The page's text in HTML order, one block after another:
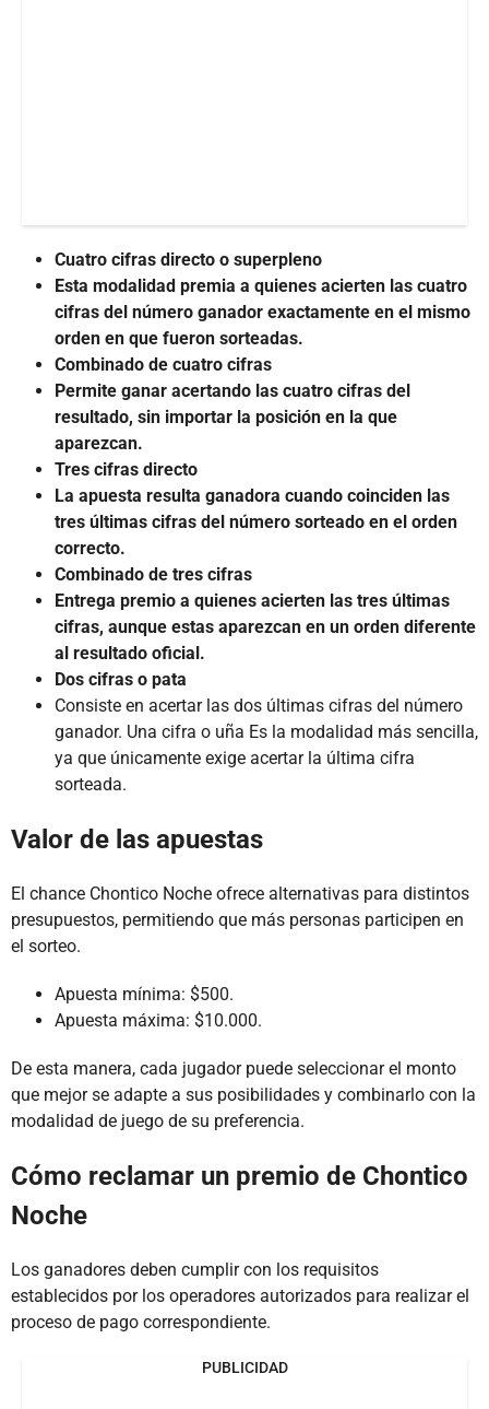
Cuatro cifras directo o superpleno
Esta modalidad premia a quienes acierten las cuatro
cifras del número ganador exactamente en el mismo
orden en que fueron sorteadas.
Combinado de cuatro cifras
Permite ganar acertando las cuatro cifras del
resultado, sin importar la posición en la que
aparezcan.
Tres cifras directo
La apuesta resulta ganadora cuando coinciden las
tres últimas cifras del número sorteado en el orden
correcto.
Combinado de tres cifras
Entrega premio a quienes acierten las tres últimas
cifras, aunque estas aparezcan en un orden diferente
al resultado oficial.
Dos cifras o pata
Consiste en acertar las dos últimas cifras del número
ganador. Una cifra o uña Es la modalidad más sencilla,
ya que únicamente exige acertar la última cifra
sorteada.
Valor de las apuestas
El chance Chontico Noche ofrece alternativas para distintos
presupuestos, permitiendo que más personas participen en
el sorteo.
Apuesta mínima: $500.
Apuesta máxima: $10.000.
De esta manera, cada jugador puede seleccionar el monto
que mejor se adapte a sus posibilidades y combinarlo con la
modalidad de juego de su preferencia.
Cómo reclamar un premio de Chontico
Noche
Los ganadores deben cumplir con los requisitos
establecidos por los operadores autorizados para realizar el
proceso de pago correspondiente.
PUBLICIDAD